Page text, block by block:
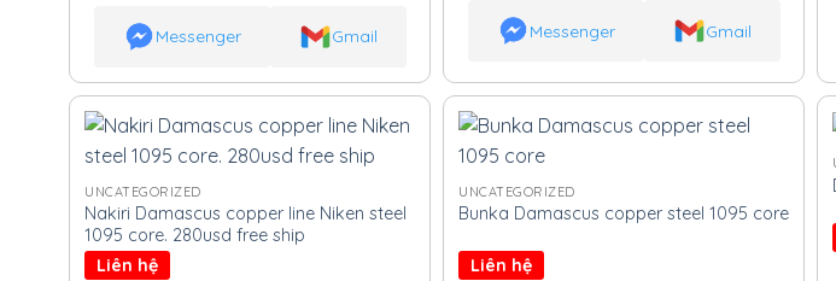
Messenger Gmail Messenger Gmail
UNCATEGORIZED
Nakiri Damascus copper line Niken steel
1095 core. 280usd free ship
Liên hệ
UNCATEGORIZED
Bunka Damascus copper steel 1095 core
Liên hệ